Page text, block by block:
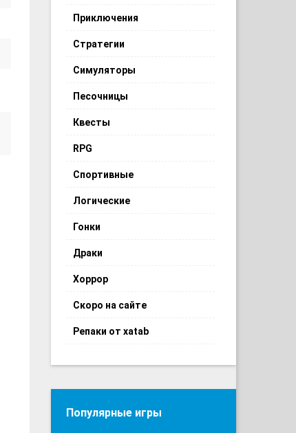
Приключения
Стратегии
Симуляторы
Песочницы
Квесты
RPG
Спортивные
Логические
Гонки
Драки
Хоррор
Скоро на сайте
Репаки от xatab
Популярные игры